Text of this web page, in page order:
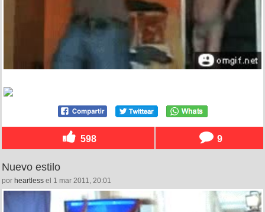
598 9
Nuevo estilo
por heartless el 1 mar 2011, 20:01